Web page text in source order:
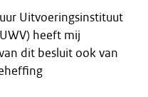
Uitvoeringsinstituut
heeft mij
dit besluit ook van